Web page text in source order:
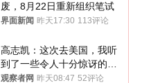
废，8月22日重新组织笔试
界面新闻 昨天17:30 113评论
高志凯：这次去美国，我听
到了一些令人十分惊讶的消
息
观察者网 昨天08:47 52评论